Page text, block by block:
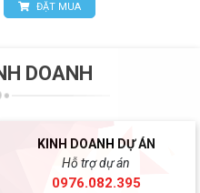
ĐẶT MUA
DOANH
KINH DOANH DỰ ÁN
Hỗ trợ dự án
0976.082.395